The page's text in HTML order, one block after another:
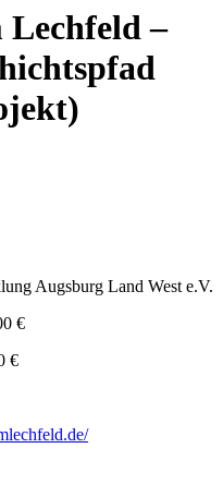
Lechfeld –
Augsburg Land West e.V.
€
€